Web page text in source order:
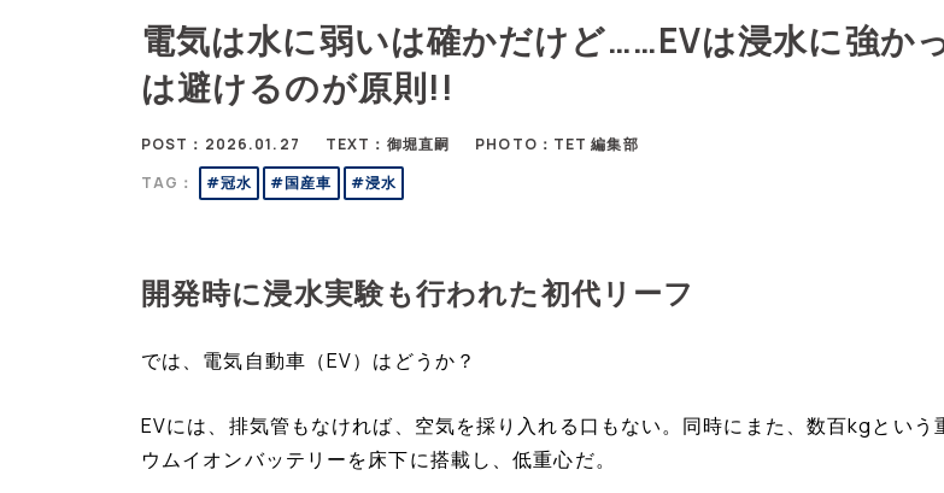
電気は水に弱いは確かだけど……EVは浸水に強
は避けるのが原則!!
POST：2026.01.27 TEXT：御堀直嗣
PHOTO：TET 編集部
TAG：
#冠水 #国産車 #浸水
開発時に浸水実験も行われた初代リーフ
では、電気自動車（EV）はどうか？
EVには、排気管もなければ、空気を採り入れる口もない。同時にまた、数百kgという
ウムイオンバッテリーを床下に搭載し、低重心だ。